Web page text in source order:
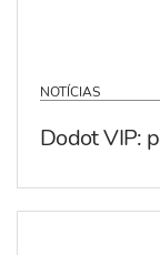
NOTÍCIAS
Dodot VIP: